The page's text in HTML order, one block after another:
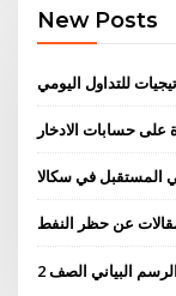
New Posts
للتداول اليومي
على حسابات الادخار
المستقبل في سكالا
عن حظر النفط
البياني الصف 2